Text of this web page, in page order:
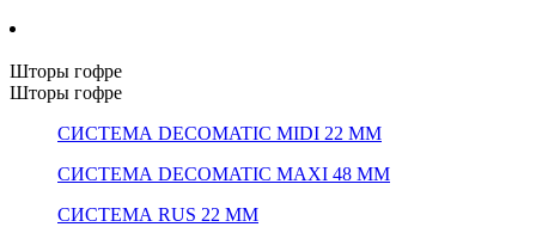
Шторы гофре
Шторы гофре
СИСТЕМА DECOMATIC MIDI 22 ММ
СИСТЕМА DECOMATIC MAXI 48 ММ
СИСТЕМА RUS 22 ММ